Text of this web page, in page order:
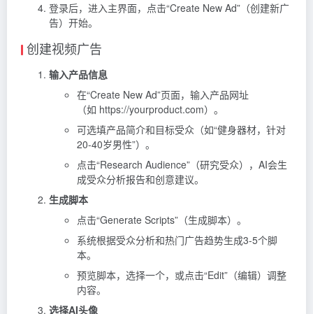
登录后，进入主界面，点击“Create New Ad”（创建新广
告）开始。
创建视频广告
输入产品信息
在“Create New Ad”页面，输入产品网址
（如 https://yourproduct.com）。
可选填产品简介和目标受众（如“健身器材，针对
20-40岁男性”）。
点击“Research Audience”（研究受众），AI会生
成受众分析报告和创意建议。
生成脚本
点击“Generate Scripts”（生成脚本）。
系统根据受众分析和热门广告趋势生成3-5个脚
本。
预览脚本，选择一个，或点击“Edit”（编辑）调整
内容。
选择AI头像